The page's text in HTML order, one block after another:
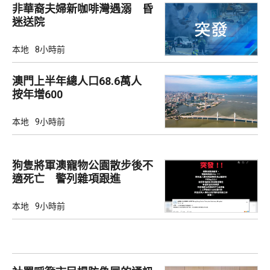
非華裔夫婦新咖啡灣遇溺 昏
迷送院
本地 8小時前
澳門上半年總人口68.6萬人
按年增600
本地 9小時前
狗隻將軍澳寵物公園散步後不
適死亡 警列雜項跟進
本地 9小時前